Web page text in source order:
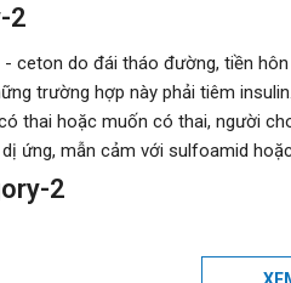
2
ceton do đái tháo đường, tiền
trường hợp này phải tiêm insulin.
thai hoặc muốn có thai, người
ứng, mẫn cảm với sulfoamid
2
thuốc ngày một lần vào bữa ăn